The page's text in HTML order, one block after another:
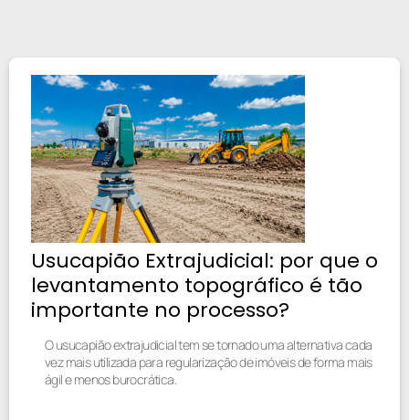
Usucapião Extrajudicial: por que o
levantamento topográfico é tão
importante no processo?
O usucapião extrajudicial tem se tornado uma alternativa cada
vez mais utilizada para regularização de imóveis de forma mais
ágil e menos burocrática.